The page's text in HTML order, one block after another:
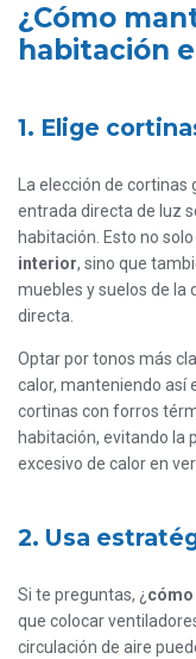
¿Cómo
habitación
1. Elige
La elección de cortinas
entrada directa de luz
habitación. Esto no
interior, sino que
muebles y suelos de la
directa.
Optar por tonos más
calor, manteniendo así
cortinas con forros
habitación, evitando la
excesivo de calor en
2. Usa
Si te preguntas, ¿
que colocar
circulación de aire